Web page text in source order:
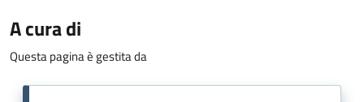
A cura di
Questa pagina è gestita da